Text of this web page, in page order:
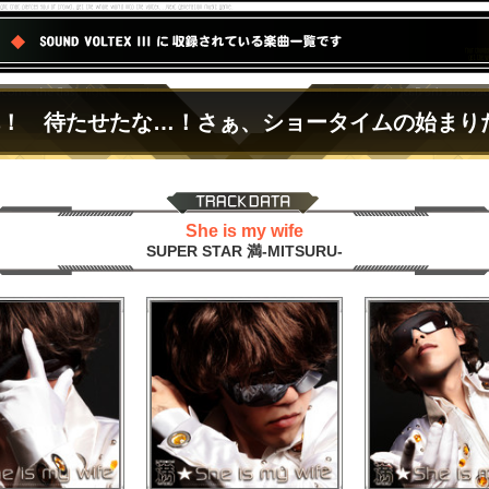
待たせたな…！さぁ、ショータイムの始ま
She is my wife
SUPER STAR 満-MITSURU-